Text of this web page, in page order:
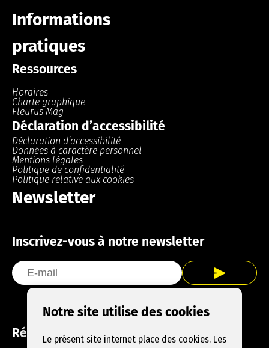
Informations
pratiques
Ressources
Horaires
Charte graphique
Fleurus Mag
Déclaration d’accessibilité
Déclaration d’accessibilité
Données à caractère personnel
Mentions légales
Politique de confidentialité
Politique relative aux cookies
Newsletter
Inscrivez-vous à notre newsletter
Réseaux sociaux
Notre site utilise des cookies
Le présent site internet place des cookies. Les